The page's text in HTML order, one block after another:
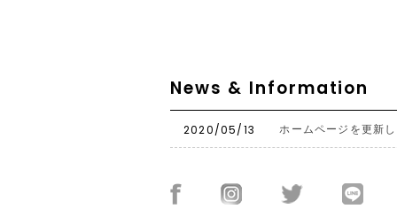
News & Information
2020/05/13 ホームページを更新し